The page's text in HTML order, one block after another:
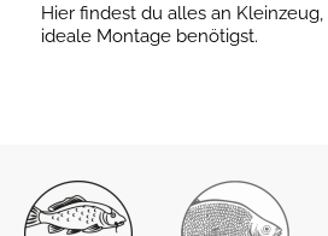
Hier findest du alles an
ideale Montage benötigst.